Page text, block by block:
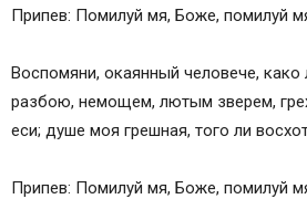
Припев: Помилуй мя, Боже, помилуй
Воспомяни, окаянный человече, како
разбою, немощем, лютым зверем,
еси; душе моя грешная, того ли
Припев: Помилуй мя, Боже, помилуй